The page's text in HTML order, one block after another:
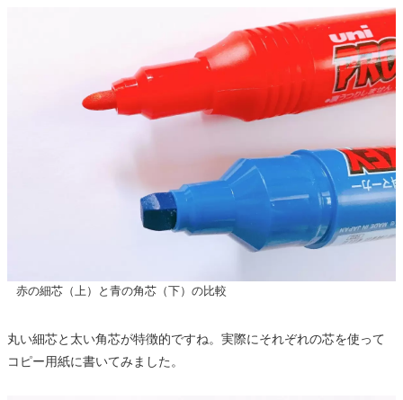
赤の細芯（上）と青の角芯（下）の比較
丸い細芯と太い角芯が特徴的ですね。実際にそれぞれの芯を使って
コピー用紙に書いてみました。